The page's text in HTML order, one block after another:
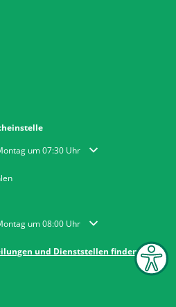
Schließzeiten auszublenden
um 07:30 Uhr
Schließzeiten auszublenden
um 08:00 Uhr
und Dienststellen finden Sie